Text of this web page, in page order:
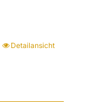
Detailansicht